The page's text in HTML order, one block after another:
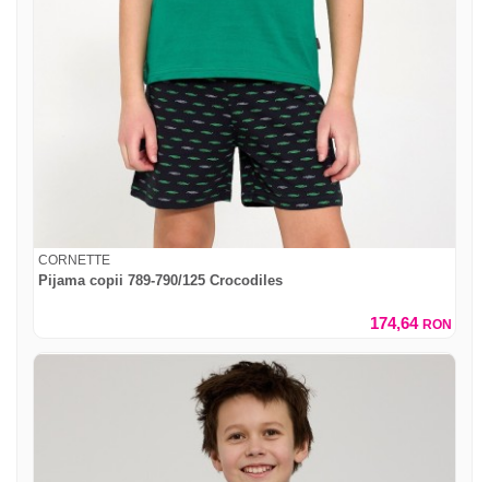
CORNETTE
Pijama copii 789-790/125 Crocodiles
174,64 RON